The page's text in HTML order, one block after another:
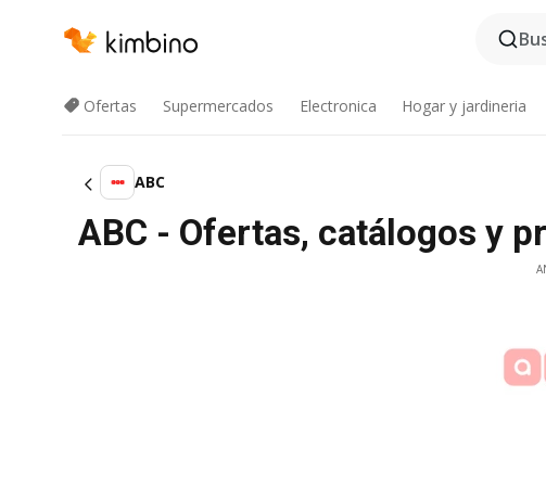
Ofertas Supermercados Electronica Hogar y jardineria
ABC
ABC - Ofertas, catálogos y